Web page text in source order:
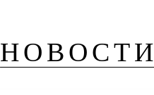
НОВОСТИ